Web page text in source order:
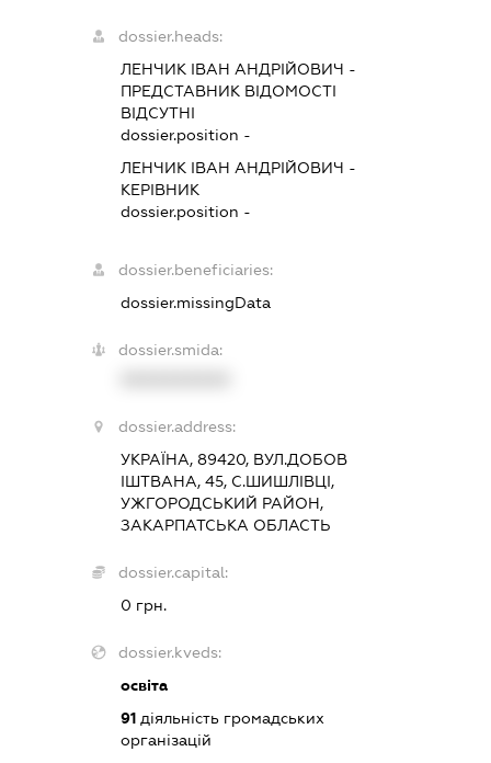
dossier.heads:
ЛЕНЧИК ІВАН АНДРІЙОВИЧ -
ПРЕДСТАВНИК ВІДОМОСТІ
ВІДСУТНІ
dossier.position -
ЛЕНЧИК ІВАН АНДРІЙОВИЧ -
КЕРІВНИК
dossier.position -
dossier.beneficiaries:
dossier.missingData
dossier.smida:
dossier.address:
УКРАЇНА, 89420, ВУЛ.ДОБОВ
ІШТВАНА, 45, С.ШИШЛІВЦІ,
УЖГОРОДСЬКИЙ РАЙОН,
ЗАКАРПАТСЬКА ОБЛАСТЬ
dossier.capital:
0 грн.
dossier.kveds:
освіта
91 діяльність громадських
організацій